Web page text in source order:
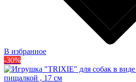
В избранное
-30%